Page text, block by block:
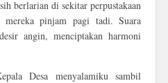
berlarian di sekitar perpustakaan
mereka pinjam pagi tadi. Suara
angin, menciptakan harmoni
Desa menyalamiku sambil